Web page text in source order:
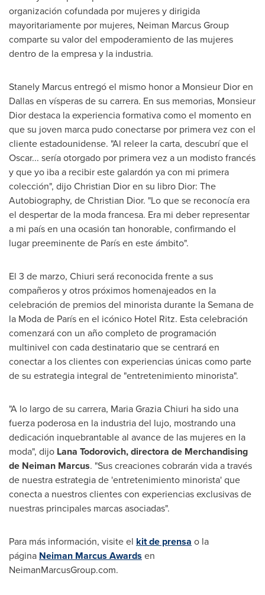
organización cofundada por mujeres y dirigida
mayoritariamente por mujeres, Neiman Marcus Group
comparte su valor del empoderamiento de las mujeres
dentro de la empresa y la industria.
Stanely Marcusentregó el mismo honor a Monsieur Dior en
Dallasen vísperas de su carrera. En sus memorias, Monsieur
Dior destaca la experiencia formativa como el momento en
que su joven marca pudo conectarse por primera vez con el
cliente estadounidense. "Al releer la carta, descubrí que el
Oscar... sería otorgado por primera vez a un modisto francés
y que yo iba a recibir este galardón ya con mi primera
colección", dijo Christian Dior en su libro Dior: The
Autobiography, de Christian Dior. "Lo que se reconocía era
el despertar de la moda francesa. Era mi deber representar
a mi país en una ocasión tan honorable, confirmando el
lugar preeminente de París en este ámbito".
El 3 de marzo, Chiuri será reconocida frente a sus
compañeros y otros próximos homenajeados en la
celebración de premios del minorista durante la Semana de
la Moda de París en el icónico Hotel Ritz. Esta celebración
comenzará con un año completo de programación
multinivel con cada destinatario que se centrará en
conectar a los clientes con experiencias únicas como parte
de su estrategia integral de "entretenimiento minorista".
"A lo largo de su carrera, Maria Grazia Chiuri ha sido una
fuerza poderosa en la industria del lujo, mostrando una
dedicación inquebrantable al avance de las mujeres en la
moda", dijo Lana Todorovich, directora de Merchandising
de Neiman Marcus. "Sus creaciones cobrarán vida a través
de nuestra estrategia de 'entretenimiento minorista' que
conecta a nuestros clientes con experiencias exclusivas de
nuestras principales marcas asociadas".
Para más información, visite el kit de prensa o la
página Neiman Marcus Awards en
NeimanMarcusGroup.com.